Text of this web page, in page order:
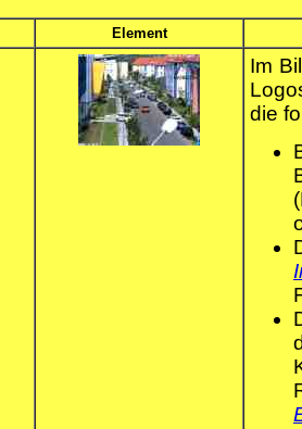
Element
Im
die